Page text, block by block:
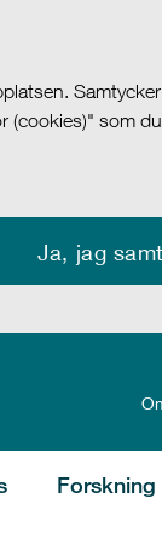
(cookies)" som
Ja, jag